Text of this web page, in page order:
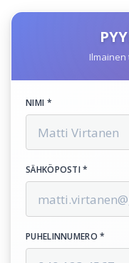
NIMI *
SÄHKÖPOSTI *
PUHELINNUMERO *